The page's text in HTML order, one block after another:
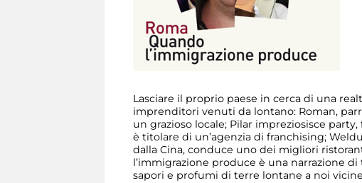
Lasciare il proprio paese in cerca di una
imprenditori venuti da lontano: Roman,
un grazioso locale; Pilar impreziosisce
è titolare di un’agenzia di franchising;
dalla Cina, conduce uno dei migliori
l’immigrazione produce è una narrazione
sapori e profumi di terre lontane a noi